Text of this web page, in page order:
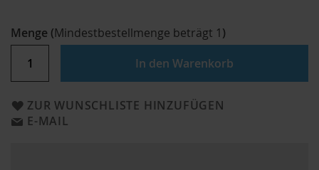
Menge (Mindestbestellmenge beträgt 1)
In den Warenkorb
ZUR WUNSCHLISTE HINZUFÜGEN
E-MAIL